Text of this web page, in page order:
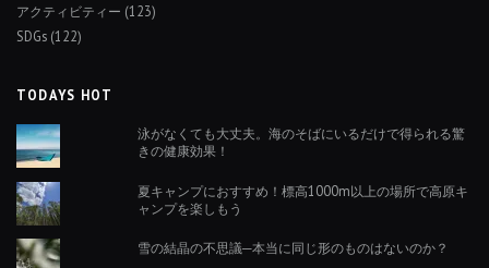
アクティビティー (123)
SDGs (122)
TODAYS HOT
泳がなくても大丈夫。海のそばにいるだけで得られる驚
きの健康効果！
夏キャンプにおすすめ！標高1000m以上の場所で高原キ
ャンプを楽しもう
雪の結晶の不思議─本当に同じ形のものはないのか？